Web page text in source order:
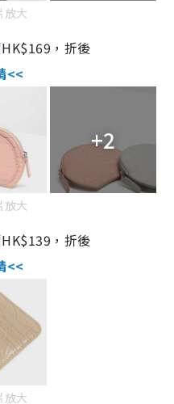
放大
，折後
<<
+2
放大
，折後
<<
放大